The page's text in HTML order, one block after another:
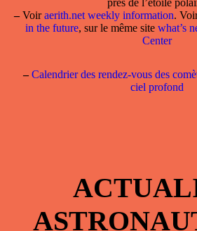
près de l’étoile
–Voiraerith.net weekly information.
in the future, sur le même site what’s
Center
– Calendrier des rendez-vous des
ciel profond